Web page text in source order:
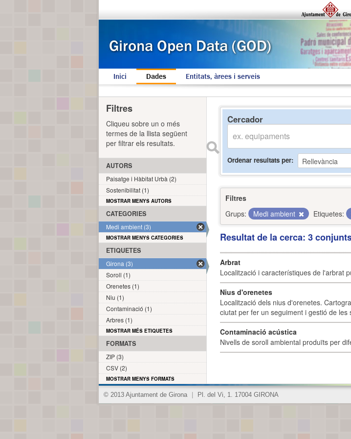
Inici Dades Entitats, àrees i serveis
Cercador
Ordenar resultats per
Filtres
Grups:
Medi ambient Etiquetes:
Resultat de la cerca: 3
Arbrat
Localització i característiques de l'arbrat
Nius d'orenetes
Localització dels nius d'orenetes.
ciutat per fer un seguiment i gestió de
Contaminació acústica
Nivells de soroll ambiental produïts per
Filtres
Cliqueu sobre un o més
termes de la llista següent
per filtrar els resultats.
AUTORS
Paisatge i Hàbitat Urbà (2)
Sostenibilitat (1)
MOSTRAR MENYS AUTORS
CATEGORIES
Medi ambient (3)
MOSTRAR MENYS CATEGORIES
ETIQUETES
Girona (3)
Soroll (1)
Orenetes (1)
Niu (1)
Contaminació (1)
Arbres (1)
MOSTRAR MÉS ETIQUETES
FORMATS
ZIP (3)
CSV (2)
MOSTRAR MENYS FORMATS
© 2013 Ajuntament de Girona Pl. del Vi, 1. 17004 GIRONA